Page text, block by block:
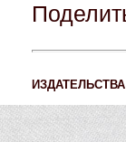
ИЗДАТЕЛЬСТВА